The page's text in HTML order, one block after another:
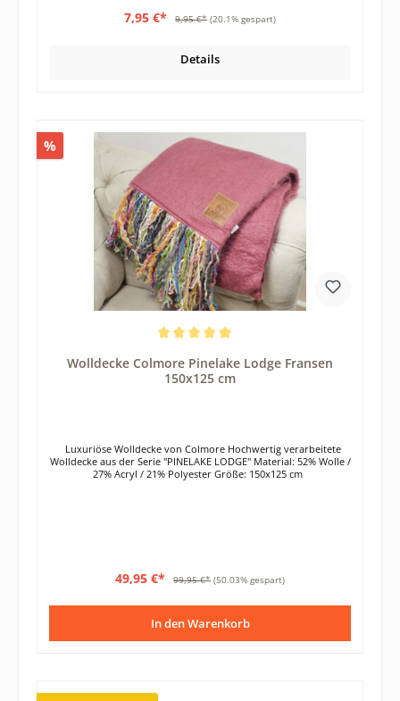
7,95 €* 9,95 €* (20.1% gespart)
Details
%
Wolldecke Colmore Pinelake Lodge Fransen
150x125 cm
Luxuriöse Wolldecke von Colmore Hochwertig verarbeitete
Wolldecke aus der Serie "PINELAKE LODGE" Material: 52% Wolle /
49,95 €* 99,95 €* (50.03% gespart)
In den Warenkorb